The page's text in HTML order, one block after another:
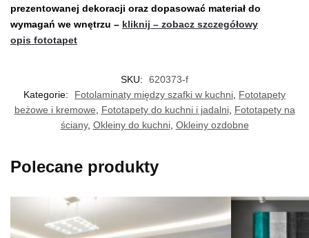
prezentowanej dekoracji oraz dopasować materiał do
wymagań we wnętrzu – kliknij – zobacz szczegółowy
opis fototapet
SKU:
620373-f
Kategorie:
Fotolaminaty między szafki w kuchni Fototapety
beżowe i kremowe
Fototapety do kuchni i jadalni, Fototapety na
ściany, Okleiny do kuchni, Okleiny ozdobne
Polecane produkty